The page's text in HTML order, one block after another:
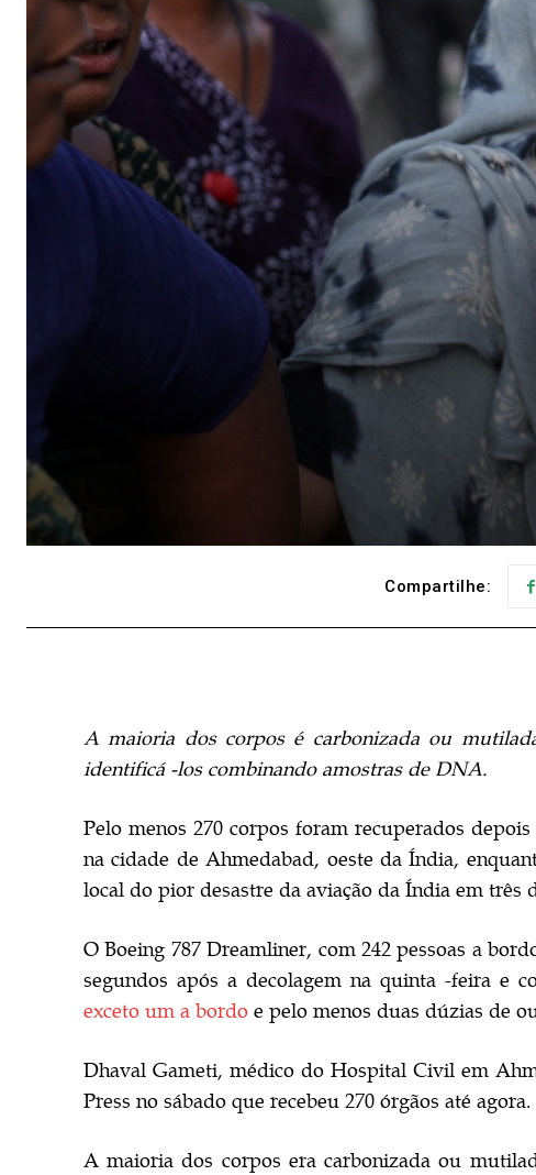
Compartilhe:
A maioria dos corpos é carbonizada ou
identificá -los combinando amostras de DNA.
Pelo menos 270 corpos foram recuperados
na cidade de Ahmedabad, oeste da Índia,
local do pior desastre da aviação da Índia em três
O Boeing 787 Dreamliner, com 242 pessoas a
segundos após a decolagem na quinta -feira e
exceto um a bordo e pelo menos duas dúzias de
Dhaval Gameti, médico do Hospital Civil em
Press no sábado que recebeu 270 órgãos até agora.
A maioria dos corpos era carbonizada ou